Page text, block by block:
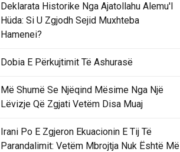
Deklarata Historike Nga Ajatollahu Alemu'l
Hüda: Si U Zgjodh Sejid Muxhteba
Hamenei?
Dobia E Përkujtimit Të Ashurasë
Më Shumë Se Njëqind Mësime Nga Një
Lëvizje Që Zgjati Vetëm Disa Muaj
Irani Po E Zgjeron Ekuacionin E Tij Të
Parandalimit: Vetëm Mbrojtja Nuk Është Më